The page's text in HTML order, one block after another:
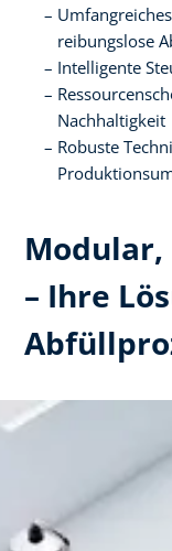
reibungslose
Intelligente
Nachhaltigkeit​
Robuste
– Ihre